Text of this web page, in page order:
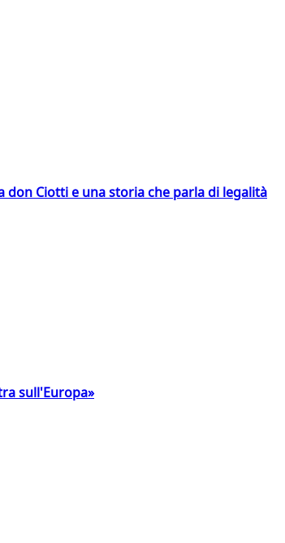
don Ciotti e una storia che parla di legalità
sull'Europa»